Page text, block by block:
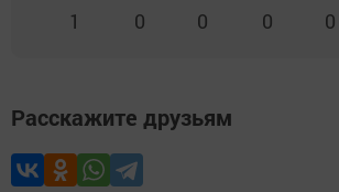
1 0 0 0 0
Расскажите друзьям